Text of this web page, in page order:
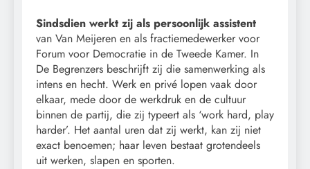
Sindsdien werkt zij als persoonlijk assistent
van Van Meijeren en als fractiemedewerker voor
Forum voor Democratie in de Tweede Kamer. In
De Begrenzers beschrijft zij die samenwerking als
intens en hecht. Werk en privé lopen vaak door
elkaar, mede door de werkdruk en de cultuur
binnen de partij, die zij typeert als ‘work hard, play
harder’. Het aantal uren dat zij werkt, kan zij niet
exact benoemen; haar leven bestaat grotendeels
uit werken, slapen en sporten.